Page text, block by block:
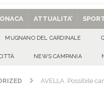
ATTUALITA’
MUGNANO DEL CARDINALE
NEWS CAMPANIA
AVELLA. Possibile